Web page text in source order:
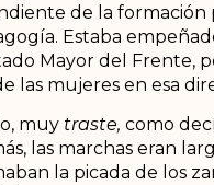
de la formación
Estaba
Mayor del Frente,
las mujeres en esa
muy traste, como
las marchas eran
la picada de los